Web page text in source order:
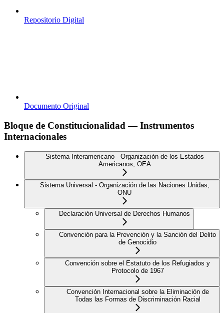
Repositorio Digital
Documento Original
Bloque de Constitucionalidad — Instrumentos
Internacionales
Sistema Interamericano - Organización de los Estados
Americanos, OEA
Sistema Universal - Organización de las Naciones Unidas,
ONU
Declaración Universal de Derechos Humanos
Convención para la Prevención y la Sanción del Delito
de Genocidio
Convención sobre el Estatuto de los Refugiados y
Protocolo de 1967
Convención Internacional sobre la Eliminación de
Todas las Formas de Discriminación Racial